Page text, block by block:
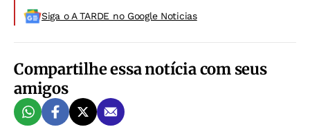
Siga o A TARDE no Google Noticias
Compartilhe essa notícia com seus
amigos